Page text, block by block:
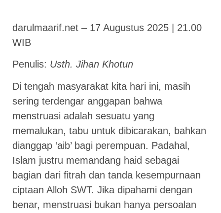
darulmaarif.net – 17 Augustus 2025 | 21.00
WIB
Penulis: Usth. Jihan Khotun
Di tengah masyarakat kita hari ini, masih
sering terdengar anggapan bahwa
menstruasi adalah sesuatu yang
memalukan, tabu untuk dibicarakan, bahkan
dianggap ‘aib’ bagi perempuan. Padahal,
Islam justru memandang haid sebagai
bagian dari fitrah dan tanda kesempurnaan
ciptaan Alloh SWT. Jika dipahami dengan
benar, menstruasi bukan hanya persoalan